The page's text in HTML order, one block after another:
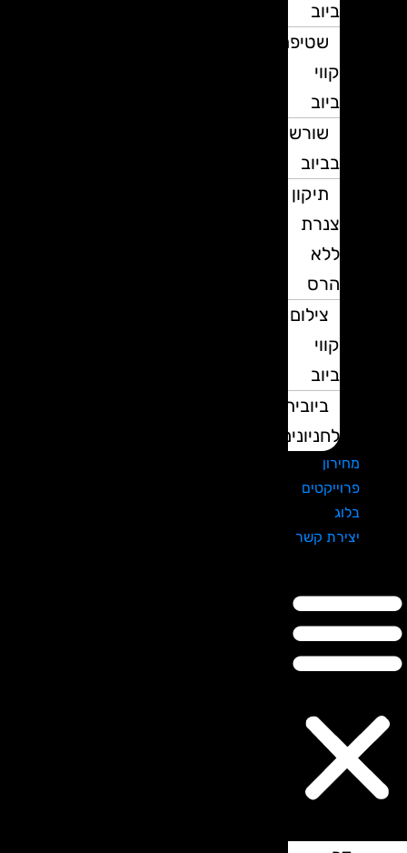
ביוב
שטיפת
קווי
ביוב
שורשים
בביוב
תיקון
צנרת
ללא
הרס
צילום
קווי
ביוב
ביובית
לחניונים
מחירון
פרוייקטים
בלוג
יצירת קשר